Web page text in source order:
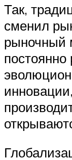
Так,
сменил
рыночный
постоянно